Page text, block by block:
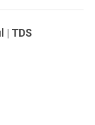
| TDS